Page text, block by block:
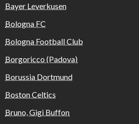
Bayer Leverkusen
Bologna FC
Bologna Football Club
Borgoricco (Padova)
Borussia Dortmund
Boston Celtics
Bruno, Gigi Buffon